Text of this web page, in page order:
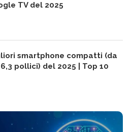
TV del 2025
smartphone compatti (da
pollici) del 2025 | Top 10